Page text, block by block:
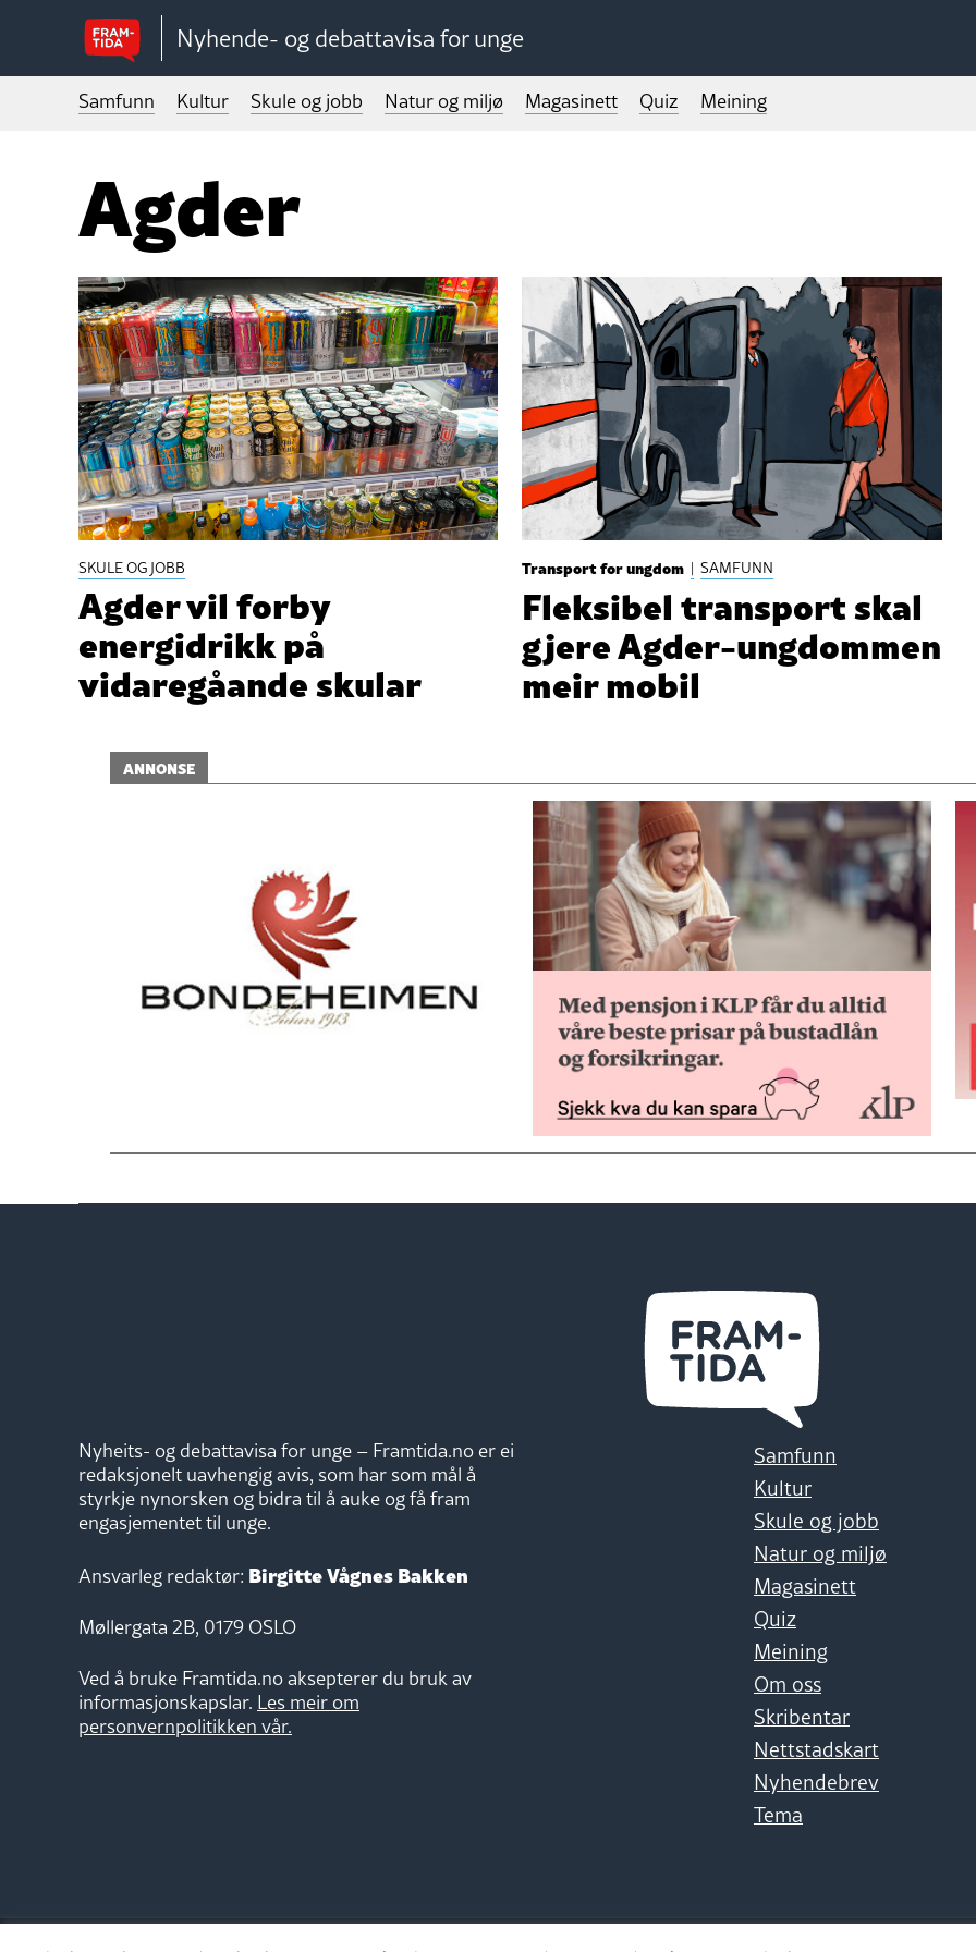
Nyhende- og debattavisa for unge
Samfunn Kultur Skule og jobb Natur og miljø Magasinett Quiz Meining
Agder
SKULE OG JOBB
Agder vil forby
energidrikk på
vidaregåande skular
Transport for ungdom | SAMFUNN
Fleksibel transport skal
gjere Agder-ungdommen
meir mobil
ANNONSE
Nyheits- og debattavisa for unge – Framtida.no er ei
redaksjonelt uavhengig avis, som har som mål å
styrkje nynorsken og bidra til å auke og få fram
engasjementet til unge.
Ansvarleg redaktør: Birgitte Vågnes Bakken
Møllergata 2B, 0179 OSLO
Ved å bruke Framtida.no aksepterer du bruk av
informasjonskapslar. Les meir om
personvernpolitikken vår.
Samfunn
Kultur
Skule og jobb
Natur og miljø
Magasinett
Quiz
Meining
Om oss
Skribentar
Nettstadskart
Nyhendebrev
Tema